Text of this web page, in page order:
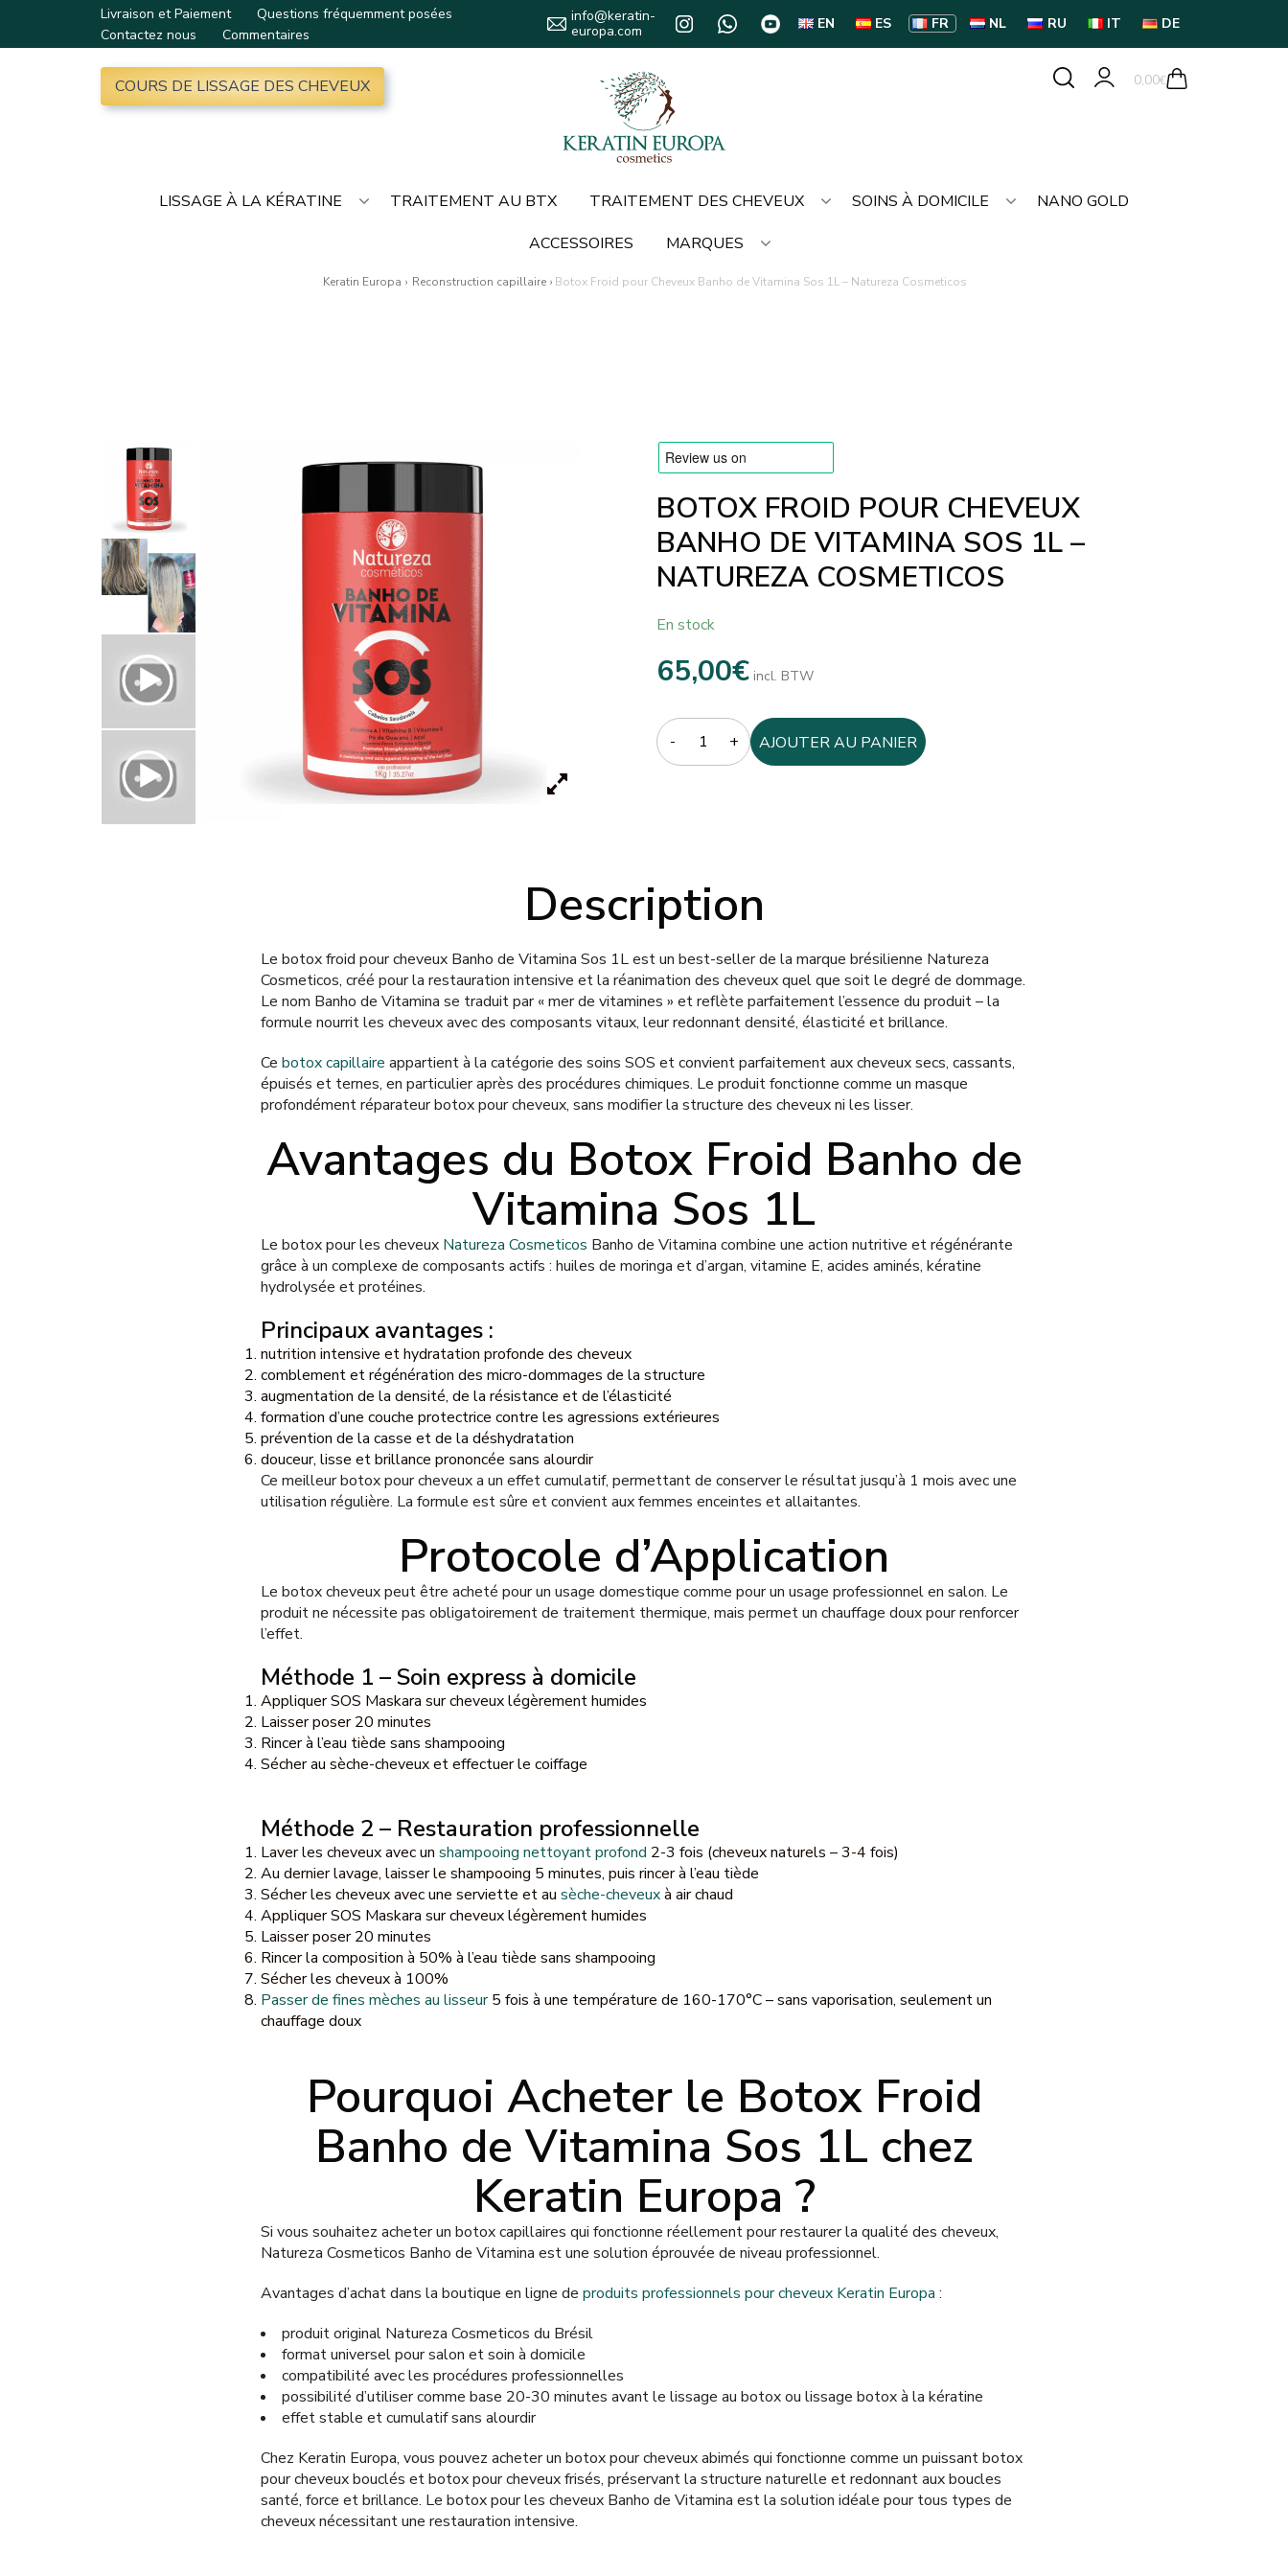
Livraison et Paiement
Questions fréquemment posées
Contactez nous
Commentaires
info@keratin-
europa.com
EN ES FR NL RU IT DE
COURS DE LISSAGE DES CHEVEUX 0,00€
LISSAGE À LA KÉRATINE TRAITEMENT AU BTX TRAITEMENT DES CHEVEUX SOINS À DOMICILE
NANO GOLD
ACCESSOIRES
MARQUES
Keratin Europa › Reconstruction capillaire › Botox Froid pour Cheveux Banho de Vitamina Sos 1L – Natureza Cosmeticos
BOTOX FROID POUR CHEVEUX
BANHO DE VITAMINA SOS 1L –
NATUREZA COSMETICOS
En stock
65,00€ incl. BTW
Quantity
AJOUTER AU PANIER
Description
Le botox froid pour cheveux Banho de Vitamina Sos 1L est un best-seller de la marque brésilienne Natureza
Cosmeticos, créé pour la restauration intensive et la réanimation des cheveux quel que soit le degré de dommage.
Le nom Banho de Vitamina se traduit par « mer de vitamines » et reflète parfaitement l’essence du produit – la
formule nourrit les cheveux avec des composants vitaux, leur redonnant densité, élasticité et brillance.
Ce botox capillaire appartient à la catégorie des soins SOS et convient parfaitement aux cheveux secs, cassants,
épuisés et ternes, en particulier après des procédures chimiques. Le produit fonctionne comme un masque
profondément réparateur botox pour cheveux, sans modifier la structure des cheveux ni les lisser.
Avantages du Botox Froid Banho de
Vitamina Sos 1L
Le botox pour les cheveux Natureza Cosmeticos Banho de Vitamina combine une action nutritive et régénérante
grâce à un complexe de composants actifs : huiles de moringa et d’argan, vitamine E, acides aminés, kératine
hydrolysée et protéines.
Principaux avantages :
nutrition intensive et hydratation profonde des cheveux
comblement et régénération des micro-dommages de la structure
augmentation de la densité, de la résistance et de l’élasticité
formation d’une couche protectrice contre les agressions extérieures
prévention de la casse et de la déshydratation
douceur, lisse et brillance prononcée sans alourdir
Ce meilleur botox pour cheveux a un effet cumulatif, permettant de conserver le résultat jusqu’à 1 mois avec une
utilisation régulière. La formule est sûre et convient aux femmes enceintes et allaitantes.
Protocole d’Application
Le botox cheveux peut être acheté pour un usage domestique comme pour un usage professionnel en salon. Le
produit ne nécessite pas obligatoirement de traitement thermique, mais permet un chauffage doux pour renforcer
l’effet.
Méthode 1 – Soin express à domicile
Appliquer SOS Maskara sur cheveux légèrement humides
Laisser poser 20 minutes
Rincer à l’eau tiède sans shampooing
Sécher au sèche-cheveux et effectuer le coiffage
Méthode 2 – Restauration professionnelle
Laver les cheveux avec un shampooing nettoyant profond 2-3 fois (cheveux naturels – 3-4 fois)
Au dernier lavage, laisser le shampooing 5 minutes, puis rincer à l’eau tiède
Sécher les cheveux avec une serviette et au sèche-cheveuxà air chaud
Appliquer SOS Maskara sur cheveux légèrement humides
Laisser poser 20 minutes
Rincer la composition à 50% à l’eau tiède sans shampooing
Sécher les cheveux à 100%
Passer de fines mèches au lisseur5 fois à une température de 160-170°C – sans vaporisation, seulement un
chauffage doux
Pourquoi Acheter le Botox Froid
Banho de Vitamina Sos 1L chez
Keratin Europa ?
Si vous souhaitez acheter un botox capillaires qui fonctionne réellement pour restaurer la qualité des cheveux,
Natureza Cosmeticos Banho de Vitamina est une solution éprouvée de niveau professionnel.
Avantages d’achat dans la boutique en ligne de produits professionnels pour cheveux Keratin Europa :
produit original Natureza Cosmeticos du Brésil
format universel pour salon et soin à domicile
compatibilité avec les procédures professionnelles
possibilité d’utiliser comme base 20-30 minutes avant le lissage au botox ou lissage botox à la kératine
effet stable et cumulatif sans alourdir
Chez Keratin Europa, vous pouvez acheter un botox pour cheveux abimés qui fonctionne comme un puissant botox
pour cheveux bouclés et botox pour cheveux frisés, préservant la structure naturelle et redonnant aux boucles
santé, force et brillance. Le botox pour les cheveux Banho de Vitamina est la solution idéale pour tous types de
cheveux nécessitant une restauration intensive.